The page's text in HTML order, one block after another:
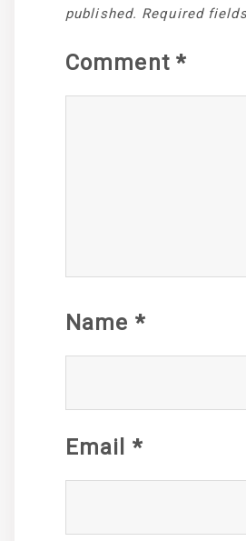
published. Required
Comment *
Name *
Email *